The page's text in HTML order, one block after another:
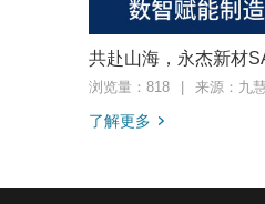
共赴山海，永杰新材
浏览量：818 来源：九
了解更多